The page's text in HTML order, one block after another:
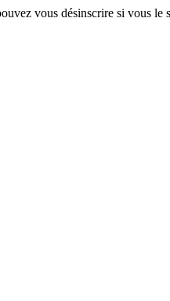
vous désinscrire si vous le